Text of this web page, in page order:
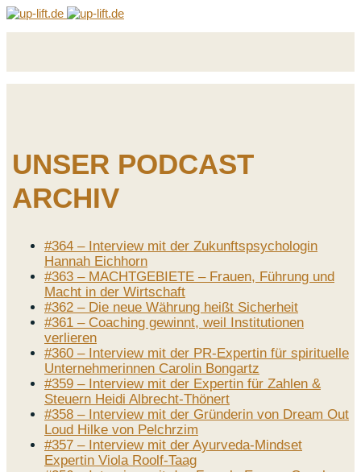
UNSER PODCAST
ARCHIV
#364 – Interview mit der Zukunftspsychologin
Hannah Eichhorn
#363 – MACHTGEBIETE – Frauen, Führung und
Macht in der Wirtschaft
#362 – Die neue Währung heißt Sicherheit
#361 – Coaching gewinnt, weil Institutionen
verlieren
#360 – Interview mit der PR-Expertin für spirituelle
Unternehmerinnen Carolin Bongartz
#359 – Interview mit der Expertin für Zahlen &
Steuern Heidi Albrecht-Thönert
#358 – Interview mit der Gründerin von Dream Out
Loud Hilke von Pelchrzim
#357 – Interview mit der Ayurveda-Mindset
Expertin Viola Roolf-Taag